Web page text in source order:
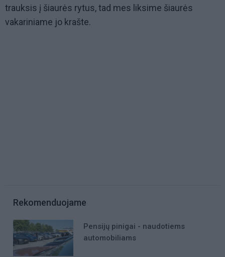
trauksis į šiaurės rytus, tad mes liksime šiaurės
vakariniame jo krašte.
Rekomenduojame
Pensijų pinigai - naudotiems
automobiliams